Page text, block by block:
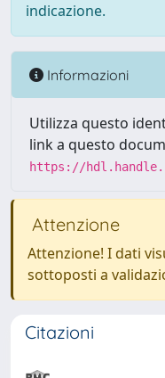
indicazione.
Informazioni
Utilizza questo
link a questo
https://
Attenzione
Attenzione! I dati
sottoposti a
Citazioni